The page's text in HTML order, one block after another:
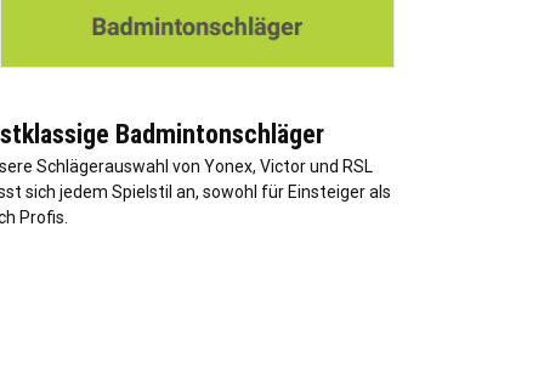
Badmintonschläger
Schlägerauswahl von Yonex, Victor und RSL
sich jedem Spielstil an, sowohl für Einsteiger als
Profis.